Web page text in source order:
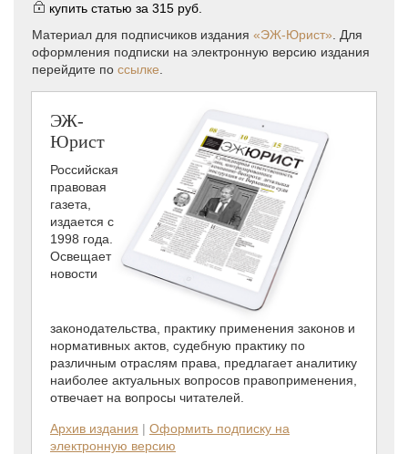
купить статью за 315 руб.
Материал для подписчиков издания «ЭЖ-Юрист» . Для
оформления подписки на электронную версию издания
перейдите по ссылке
ЭЖ-
Юрист
Российская
правовая
газета,
издается с
1998 года.
Освещает
новости
законодательства, практику применения законов и
нормативных актов, судебную практику по
различным отраслям права, предлагает аналитику
наиболее актуальных вопросов правоприменения,
отвечает на вопросы читателей.
Архив издания | Оформить подписку на
электронную версию